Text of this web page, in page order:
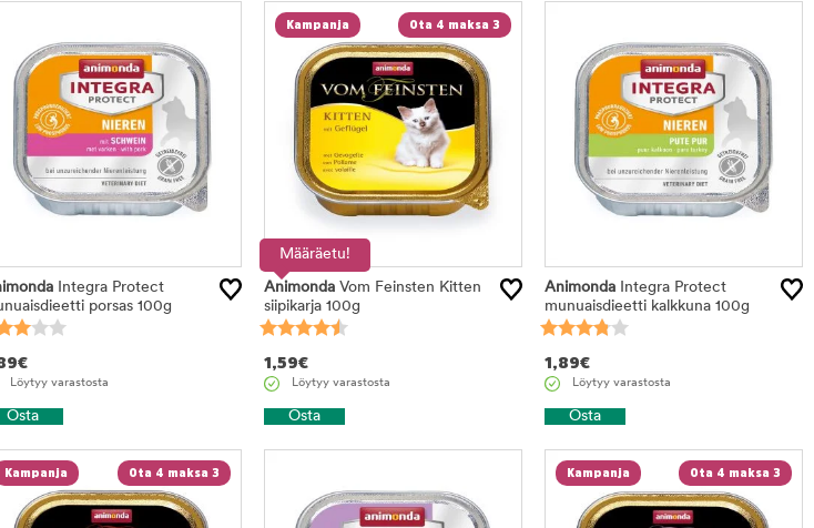
Integra Protect
porsas 100g
€
Löytyy varastosta
Osta
Kampanja Ota 4 maksa 3
Määräetu!
AnimondaVom Feinsten Kitten
siipikarja 100g
1,59€
Löytyy varastosta
Osta
AnimondaIntegra Protect
munuaisdieetti kalkkuna 100g
1,89€
Löytyy varastosta
Osta
Kampanja Ota 4 maksa 3 Kampanja Ota 4 maksa 3